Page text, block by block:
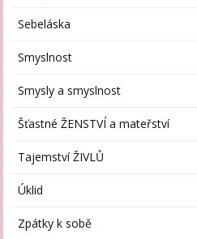
Sebeláska
Smyslnost
Smysly a smyslnost
Šťastné ŽENSTVÍ a mateřství
Tajemství ŽIVLŮ
Úklid
Zpátky k sobě